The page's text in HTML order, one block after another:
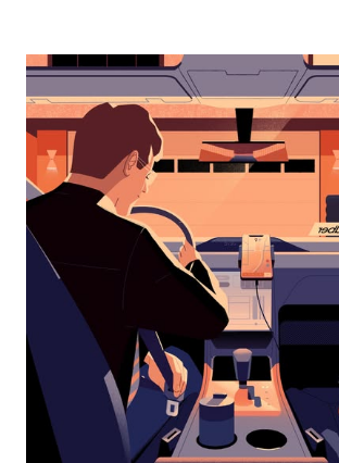
do
i wybrać
datę.
Naciśnij
klawisz
„Escape”,
aby
zamknąć
kalendarz.